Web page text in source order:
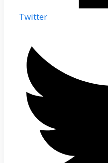
Twitter